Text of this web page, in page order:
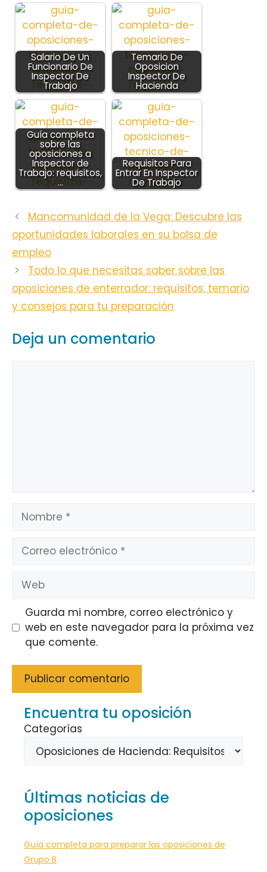
Salario De Un
Funcionario De
Inspector De
Trabajo
Temario De
Oposicion
Inspector De
Hacienda
Guía completa
sobre las
oposiciones a
Inspector de
Trabajo: requisitos,
…
Requisitos Para
Entrar En Inspector
De Trabajo
Mancomunidad de la Vega: Descubre las
oportunidades laborales en su bolsa de
empleo
Todo lo que necesitas saber sobre las
oposiciones de enterrador: requisitos, temario
y consejos para tu preparación
Deja un comentario
Nombre
Correo
electrónico
Web
Guarda mi nombre, correo electrónico y
web en este navegador para la próxima vez
que comente.
Encuentra tu oposición
Categorías
Últimas noticias de
oposiciones
Guía completa para preparar las oposiciones de
Grupo B